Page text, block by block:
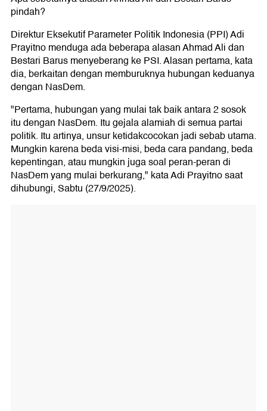
pindah?
Direktur Eksekutif Parameter Politik Indonesia (PPI) Adi
Prayitno menduga ada beberapa alasan Ahmad Ali dan
Bestari Barus menyeberang ke PSI. Alasan pertama, kata
dia, berkaitan dengan memburuknya hubungan keduanya
dengan NasDem.
"Pertama, hubungan yang mulai tak baik antara 2 sosok
itu dengan NasDem. Itu gejala alamiah di semua partai
politik. Itu artinya, unsur ketidakcocokan jadi sebab utama.
Mungkin karena beda visi-misi, beda cara pandang, beda
kepentingan, atau mungkin juga soal peran-peran di
NasDem yang mulai berkurang," kata Adi Prayitno saat
dihubungi, Sabtu (27/9/2025).